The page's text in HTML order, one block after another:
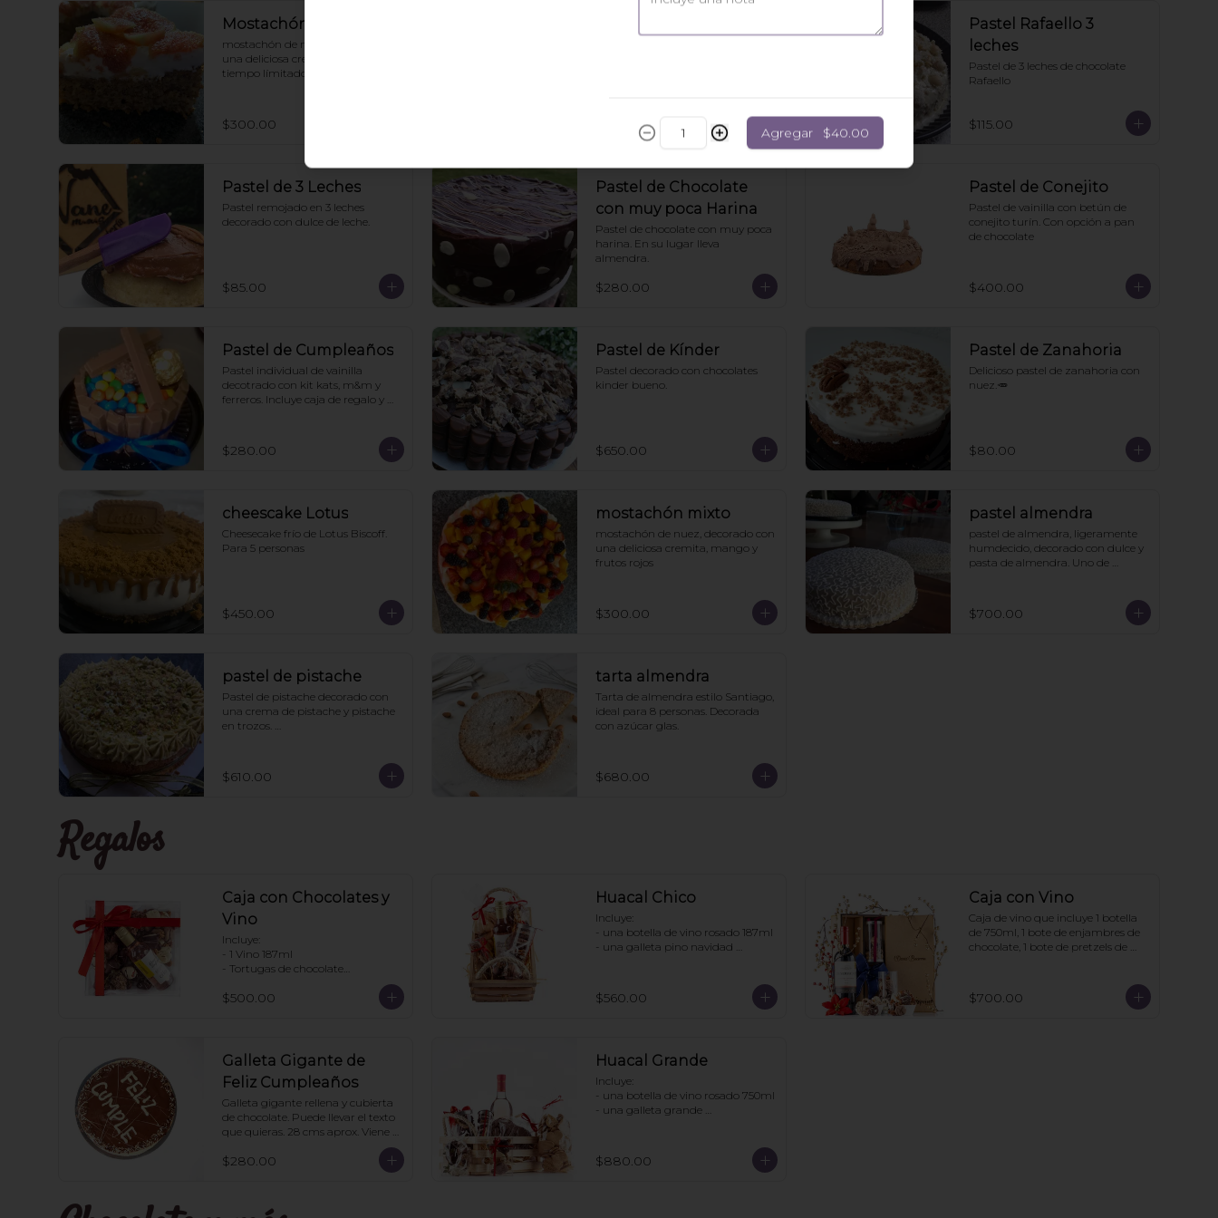
Mostachón de higo
mostachón de nuez, decorado con
una deliciosa cre,ita e higo. Por
tiempo límitado
$300.00 $60.00
Pastel Rafaello 3
leches
Pastel de 3 leches de chocolate
Rafaello
$115.00
Pastel de 3 Leches
Pastel remojado en 3 leches
decorado con dulce de leche.
$85.00
Pastel de Chocolate
con muy poca Harina
Pastel de chocolate con muy poca
harina. En su lugar lleva
almendra.
$280.00
Pastel de Conejito
Pastel de vainilla con betún de
conejito turín. Con opción a pan
de chocolate
$400.00
Pastel de Cumpleaños
Pastel individual de vainilla
decotrado con kit kats, m&m y
ferreros. Incluye caja de regalo y
$280.00
Pastel de Kínder
Pastel decorado con chocolates
kinder bueno.
$650.00
Pastel de Zanahoria
Delicioso pastel de zanahoria con
nuez.🥕
$80.00
cheescake Lotus
Cheesecake frío de Lotus Biscoff.
Para 5 personas
$450.00
mostachón mixto
mostachón de nuez, decorado con
una deliciosa cremita, mango y
frutos rojos
$300.00
pastel almendra
pastel de almendra, ligeramente
humdecido, decorado con dulce y
pasta de almendra. Uno de
$700.00
pastel de pistache
Pastel de pistache decorado con
una crema de pistache y pistache
en trozos.
pongan a los que les guste más el
pan húmedo. 6 personas
$610.00
tarta almendra
Tarta de almendra estilo Santiago,
ideal para 8 personas. Decorada
con azúcar glas.
$680.00
Regalos
Caja con Chocolates y
Vino
Incluye:
- 1 Vino 187ml
- Tortugas de chocolate
- Pretzels con chocolate
$500.00
Huacal Chico
Incluye:
- una botella de vino rosado 187ml
- una galleta pino navidad
- 1 bolsa enjambres de chocolate
- 1 bote pretzels con chocolate
$560.00
Caja con Vino
Caja de vino que incluye 1 botella
de 750ml, 1 bote de enjambres de
chocolate, 1 bote de pretzels de
con 6 días de anticipación. Mínimo
de pedido: 3 cajas
$700.00
Galleta Gigante de
Feliz Cumpleaños
Galleta gigante rellena y cubierta
de chocolate. Puede llevar el texto
que quieras. 28 cms aprox. Viene
en caja transparente. Ideal para
regalo.
$280.00
Huacal Grande
Incluye:
- una botella de vino rosado 750ml
- una galleta grande
- 1 bote de enjambres con
chocolate
$880.00
Agregar $40.00